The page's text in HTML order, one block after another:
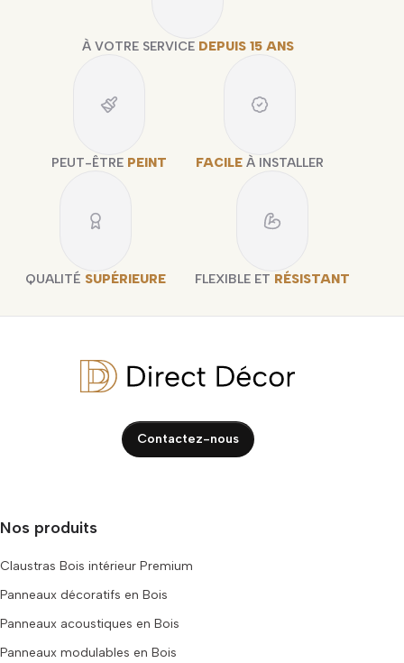
À VOTRE SERVICE DEPUIS 15 ANS
PEUT-ÊTRE PEINT FACILE À INSTALLER
QUALITÉ SUPÉRIEURE FLEXIBLE ET RÉSISTANT
Contactez-nous
Nos produits
Claustras Bois intérieur Premium
Panneaux décoratifs en Bois
Panneaux acoustiques en Bois
Panneaux modulables en Bois